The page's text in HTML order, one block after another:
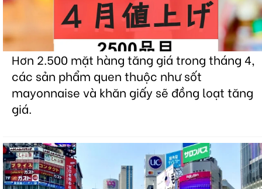
Hơn 2.500 mặt hàng tăng giá trong tháng 4,
các sản phẩm quen thuộc như sốt
mayonnaise và khăn giấy sẽ đồng loạt tăng
giá.